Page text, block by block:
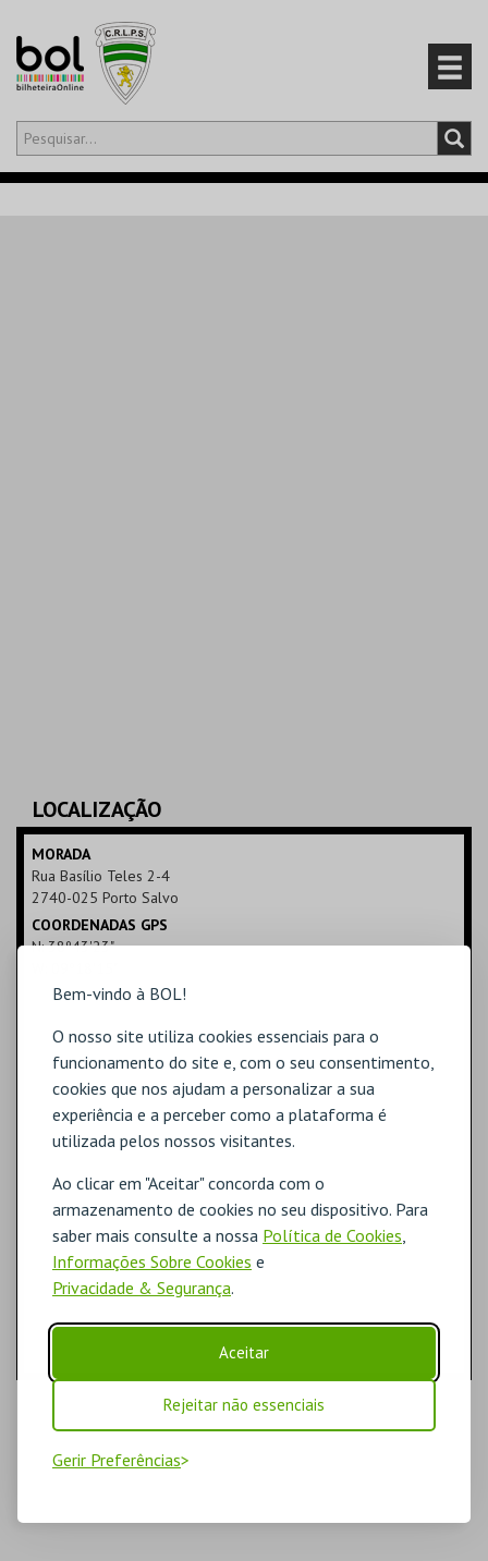
Bem-vindo à BOL!
O nosso site utiliza cookies essenciais para o
funcionamento do site e, com o seu consentimento,
cookies que nos ajudam a personalizar a sua
experiência e a perceber como a plataforma é
utilizada pelos nossos visitantes.
Ao clicar em "Aceitar" concorda com o
armazenamento de cookies no seu dispositivo. Para
saber mais consulte a nossa Política de Cookies,
Informações Sobre Cookies e
Privacidade & Segurança.
Aceitar
Rejeitar não essenciais
Gerir Preferências
Olá,iniciar sessão
LOCALIZAÇÃO
MORADA
Rua Basílio Teles 2-4
2740-025 Porto Salvo
COORDENADAS GPS
N: 38º43'23"